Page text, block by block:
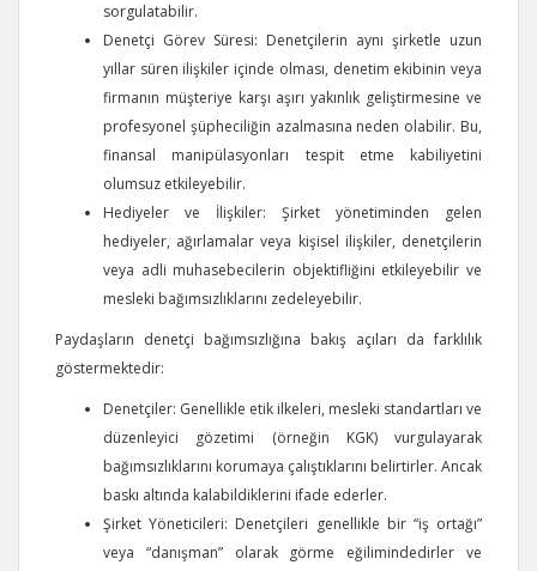
sorgulatabilir.
Denetçi Görev Süresi: Denetçilerin aynı şirketle uzun
yıllar süren ilişkiler içinde olması, denetim ekibinin veya
firmanın müşteriye karşı aşırı yakınlık geliştirmesine ve
profesyonel şüpheciliğin azalmasına neden olabilir. Bu,
finansal manipülasyonları tespit etme kabiliyetini
olumsuz etkileyebilir.
Hediyeler ve İlişkiler: Şirket yönetiminden gelen
hediyeler, ağırlamalar veya kişisel ilişkiler, denetçilerin
veya adli muhasebecilerin objektifliğini etkileyebilir ve
mesleki bağımsızlıklarını zedeleyebilir.
Paydaşların denetçi bağımsızlığına bakış açıları da farklılık
göstermektedir:
Denetçiler: Genellikle etik ilkeleri, mesleki standartları ve
düzenleyici gözetimi (örneğin KGK) vurgulayarak
bağımsızlıklarını korumaya çalıştıklarını belirtirler. Ancak
baskı altında kalabildiklerini ifade ederler.
Şirket Yöneticileri: Denetçileri genellikle bir “iş ortağı”
veya “danışman” olarak görme eğilimindedirler ve